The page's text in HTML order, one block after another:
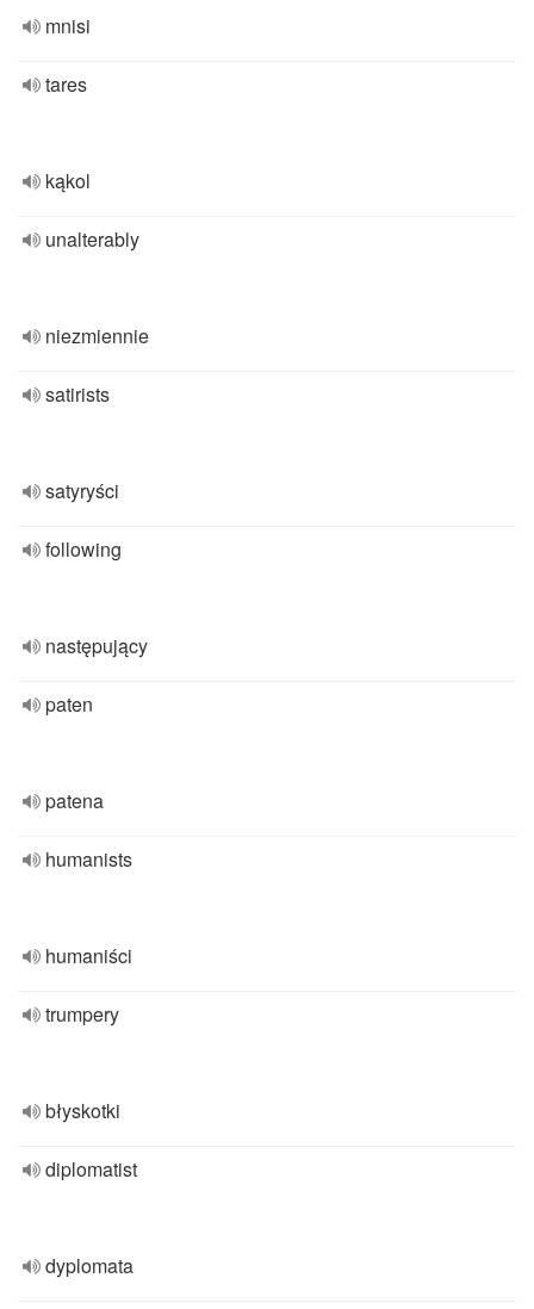
mnisi
tares
kąkol
unalterably
niezmiennie
satirists
satyryści
following
następujący
paten
patena
humanists
humaniści
trumpery
błyskotki
diplomatist
dyplomata